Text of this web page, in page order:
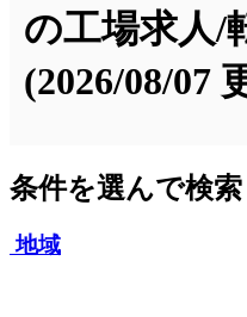
の工場求人/
(2026/08/07
条件を選んで検索
地域